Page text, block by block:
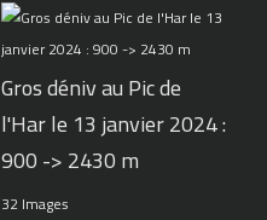
Gros déniv au Pic de
l'Har le 13 janvier 2024 :
900 -> 2430 m
32 Images